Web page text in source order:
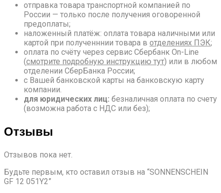
отправка товара транспортной компанией по
России — только после получения оговоренной
предоплаты;
наложенный платёж: оплата товара наличными или
картой при полученннии товара в отделениях ПЭК;
оплата по счёту через сервис Сбербанк On-Line
(смотрите подробную инструкцию тут) или в любом
отделении СберБанка России;
с Вашей банковской карты на банковскую карту
компании.
для юридических лиц: безналичная оплата по счету
(возможна работа с НДС или без);
Отзывы
Отзывов пока нет.
Будьте первым, кто оставил отзыв на “SONNENSCHEIN
GF 12 051Y2”